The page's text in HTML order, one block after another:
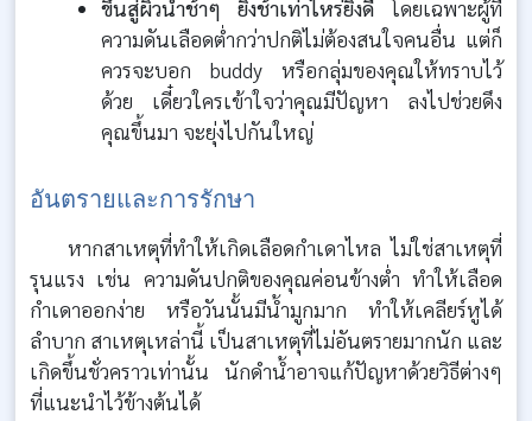
ขึ้นสู่ผิวน้ำช้าๆ ยิ่งช้าเท่าไหร่ยิ่งดีโดยเฉพาะผู้ที่
ความดันเลือดต่ำกว่าปกติไม่ต้องสนใจคนอื่น แต่ก็
ควรจะบอก buddy หรือกลุ่มของคุณให้ทราบไว้
ด้วย เดี๋ยวใครเข้าใจว่าคุณมีปัญหา ลงไปช่วยดึง
คุณขึ้นมา จะยุ่งไปกันใหญ่
อันตรายและการรักษา
หากสาเหตุที่ทำให้เกิดเลือดกำเดาไหล ไม่ใช่สาเหตุที่
รุนแรง เช่น ความดันปกติของคุณค่อนข้างต่ำ ทำให้เลือด
กำเดาออกง่าย หรือวันนั้นมีน้ำมูกมาก ทำให้เคลียร์หูได้
ลำบาก สาเหตุเหล่านี้ เป็นสาเหตุที่ไม่อันตรายมากนัก และ
เกิดขึ้นชั่วคราวเท่านั้น นักดำน้ำอาจแก้ปัญหาด้วยวิธีต่างๆ
ที่แนะนำไว้ข้างต้นได้